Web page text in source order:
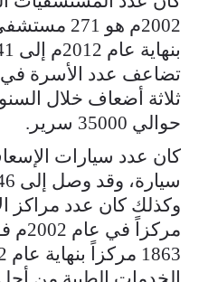
2002م هو
تضاعف عدد الأسرة
ثلاثة أضعاف خلال
حوالي 35000 سرير.
الخدمات الطبية من